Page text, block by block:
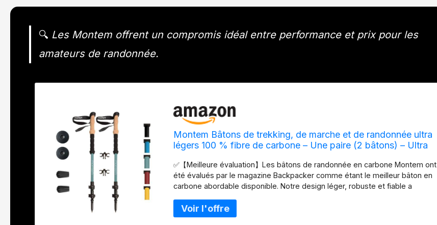
🔍 Les Montem offrent un compromis idéal entre performance et prix pour les
amateurs de randonnée.
Montem Bâtons de trekking, de marche et de randonnée ultra
légers 100 % fibre de carbone – Une paire (2 bâtons) – Ultra
✅【Meilleure évaluation】Les bâtons de randonnée en carbone Montem ont
été évalués par le magazine Backpacker comme étant le meilleur bâton en
carbone abordable disponible. Notre design léger, robuste et fiable a
sacrifions pas la qualité pour le coût et vous ne devriez pas non plus le faire.
✅【Ultra résistants et légers】Nos bâtons de randonnée en fibre de carbone